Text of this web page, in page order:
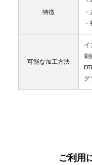
特徴
可能な加工方法
イ
刺
グ
ご利用